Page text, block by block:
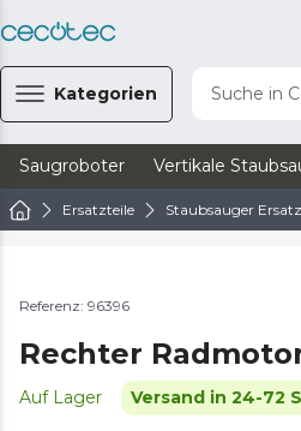
Kategorien Suche in
Saugroboter Vertikale
Ersatzteile Staubsauger
Referenz: 96396
Rechter
Auf Lager Versand in 24-72